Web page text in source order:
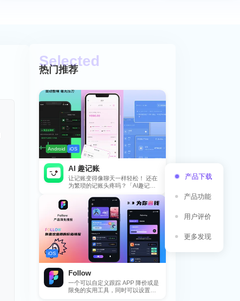
产品下载
产品功能
用户评价
更多发现
热门推荐
Android iOS
AI 趣记账
让记账变得像聊天一样轻松！ 还在
为繁琐的记账头疼吗？「AI趣记
账」来拯救你啦！这款智能记账工
具专为懒...
iOS
Follow
一个可以自定义跟踪 APP 降价或是
限免的实用工具，同时可以设置包